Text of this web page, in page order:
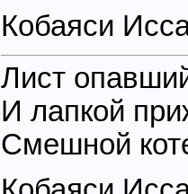
Кобаяси
Лист
И лапкой
Смешной